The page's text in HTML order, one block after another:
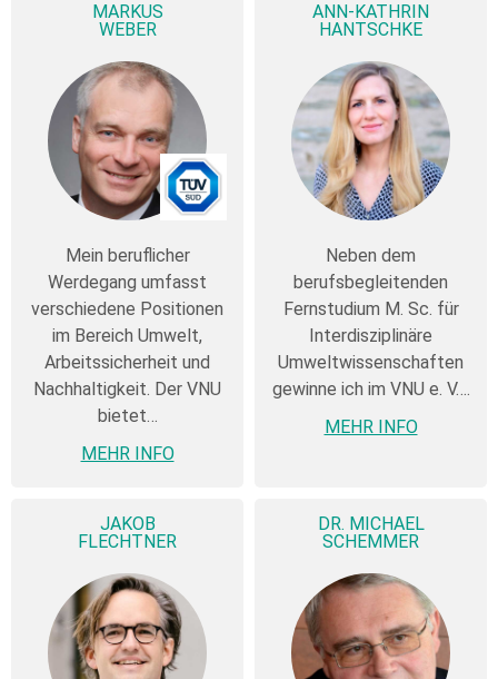
MARKUS
WEBER
Mein beruflicher
Werdegang umfasst
verschiedene Positionen
im Bereich Umwelt,
Arbeitssicherheit und
Nachhaltigkeit. Der VNU
bietet…
MEHR INFO
ANN-KATHRIN
HANTSCHKE
Neben dem
berufsbegleitenden
Fernstudium M. Sc. für
Interdisziplinäre
Umweltwissenschaften
gewinne ich im VNU e. V….
MEHR INFO
JAKOB
FLECHTNER
DR. MICHAEL
SCHEMMER